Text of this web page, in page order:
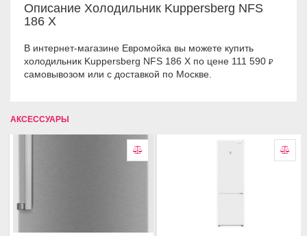
Описание Холодильник Kuppersberg NFS
186 X
В интернет-магазине Евромойка вы можете купить
холодильник Kuppersberg NFS 186 X по цене 111 590 ₽
самовывозом или с доставкой по Москве.
АКСЕССУАРЫ